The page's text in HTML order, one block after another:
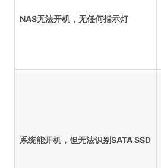
NAS无法开机，无任何指示灯
系统能开机，但无法识别SATA SSD